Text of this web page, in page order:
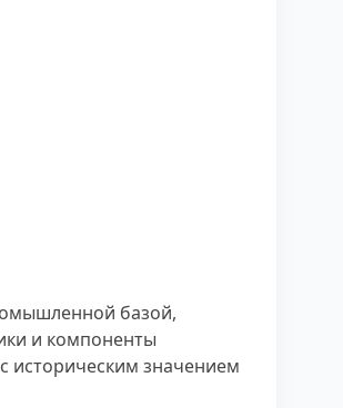
базой,
и компоненты
историческим значением